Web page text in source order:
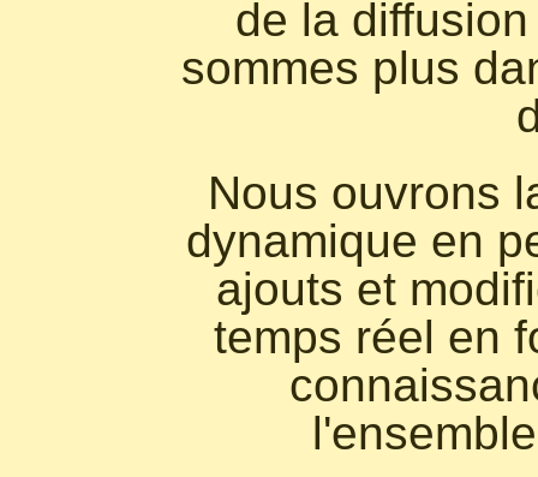
de la
sommes plus
Nous ouvrons
dynamique en
ajouts et
temps réel en